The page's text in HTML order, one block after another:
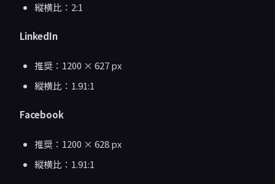
縦横比：2:1
LinkedIn
推奨：1200 × 627 px
縦横比：1.91:1
Facebook
推奨：1200 × 628 px
縦横比：1.91:1